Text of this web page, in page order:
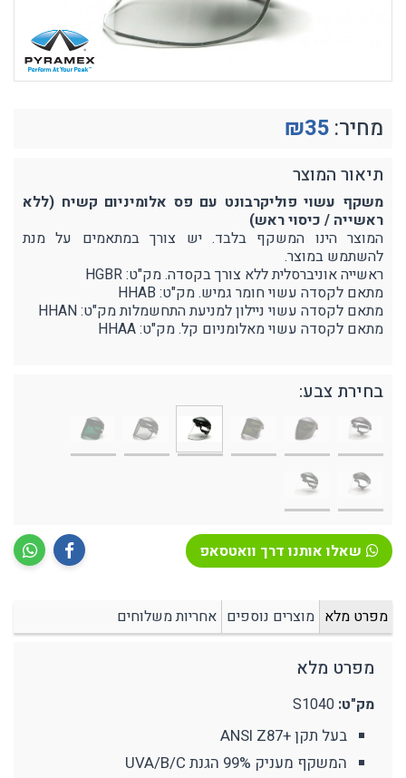
מחיר: 35
₪
תיאור המוצר
משקף עשוי פוליקרבונט עם פס אלומיניום קשיח (ללא
ראשייה / כיסוי ראש)
המוצר הינו המשקף בלבד. יש צורך במתאמים על מנת
להשתמש במוצר.
ראשייה אוניברסלית ללא צורך בקסדה. מק"ט: HGBR
מתאם לקסדה עשוי חומר גמיש. מק"ט: HHAB
מתאם לקסדה עשוי ניילון למניעת התחשמלות מק"ט: HHAN
מתאם לקסדה עשוי מאלומניום קל. מק"ט: HHAA
בחירת צבע:
שאלו אותנו דרך וואטסאפ
מפרט מלא מוצרים נוספים אחריות משלוחים
מפרט מלא
מק"ט: S1040
בעל תקן +ANSI Z87
המשקף מעניק 99% הגנת UVA/B/C